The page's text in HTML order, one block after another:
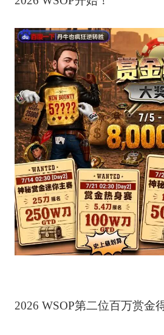
2026 WSOP第二位百万赏金